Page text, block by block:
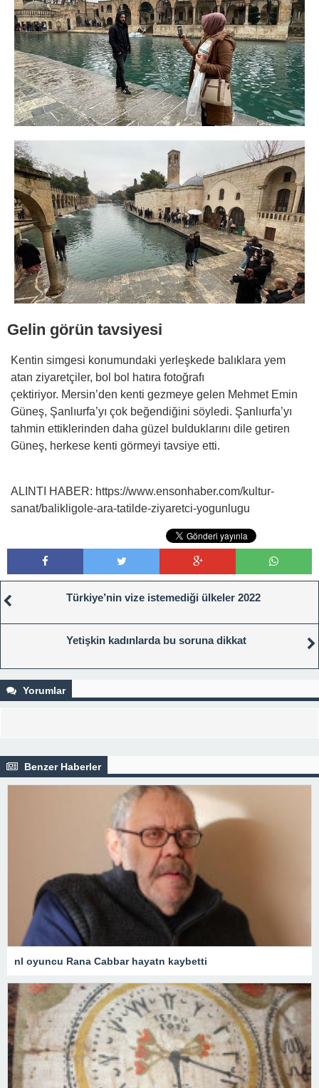
Gelin görün tavsiyesi
Kentin simgesi konumundaki yerleşkede balıklara yem
atan ziyaretçiler, bol bol hatıra fotoğrafı
çektiriyor. Mersin’den kenti gezmeye gelen Mehmet Emin
Güneş, Şanlıurfa’yı çok beğendiğini söyledi. Şanlıurfa’yı
tahmin ettiklerinden daha güzel bulduklarını dile getiren
Güneş, herkese kenti görmeyi tavsiye etti.
ALINTI HABER: https://www.ensonhaber.com/kultur-
sanat/balikligole-ara-tatilde-ziyaretci-yogunlugu
Türkiye’nin vize istemediği ülkeler 2022
Yetişkin kadınlarda bu soruna dikkat
Yorumlar
Benzer Haberler
nl oyuncu Rana Cabbar hayatn kaybetti